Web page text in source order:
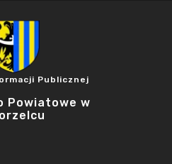
Publicznej
Powiatowe w